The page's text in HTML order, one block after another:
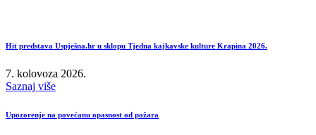
Hit predstava Uspješna.hr u sklopu Tjedna kajkavske kulture Krapina 2026.
7. kolovoza 2026.
Saznaj više
Upozorenje na povećanu opasnost od požara